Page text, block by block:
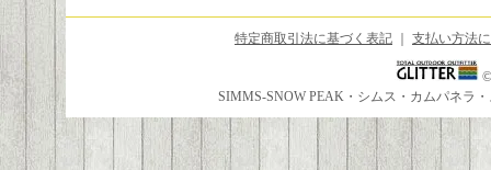
特定商取引法に基づく表記 支払い方法
SIMMS-SNOW PEAK・シムス・カムパネラ